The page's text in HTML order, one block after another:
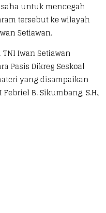
untuk mencegah
tersebut ke wilayah
Setiawan.
Iwan Setiawan
Pasis Dikreg Seskoal
yang disampaikan
B. Sikumbang, S.H.,